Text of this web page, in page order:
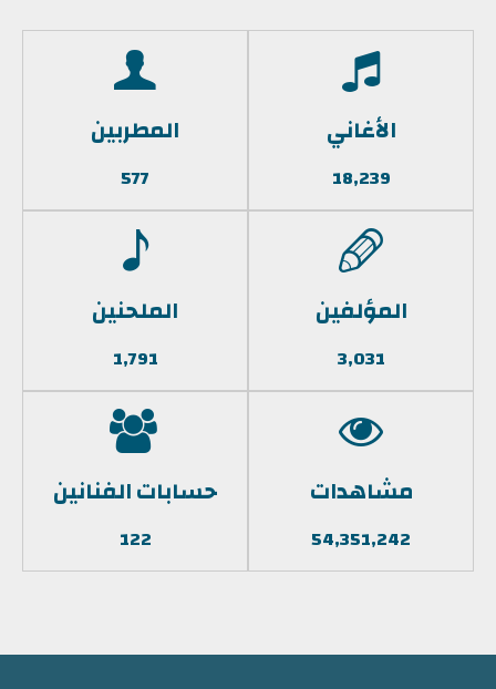
الأغاني
18,239
المطربين
577
المؤلفين
3,031
الملحنين
1,791
مشاهدات
54,351,242
حسابات الفنانين
122